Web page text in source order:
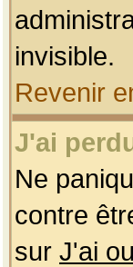
invisible.
Revenir
J'ai
Ne
contre
sur J'ai